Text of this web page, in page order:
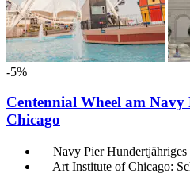
-5%
Centennial Wheel am
Chicago
Navy Pier
Art Institute of Chicago: